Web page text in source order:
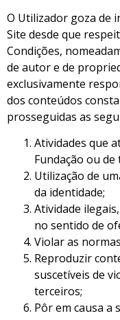
O Utilizador goza de
Site desde que
Condições,
de autor e de
exclusivamente
dos conteúdos
prosseguidas as
Atividades que
Fundação ou de
Utilização de
da identidade;
Atividade
no sentido de
Violar as
Reproduzir
suscetíveis de
terceiros;
Pôr em causa a